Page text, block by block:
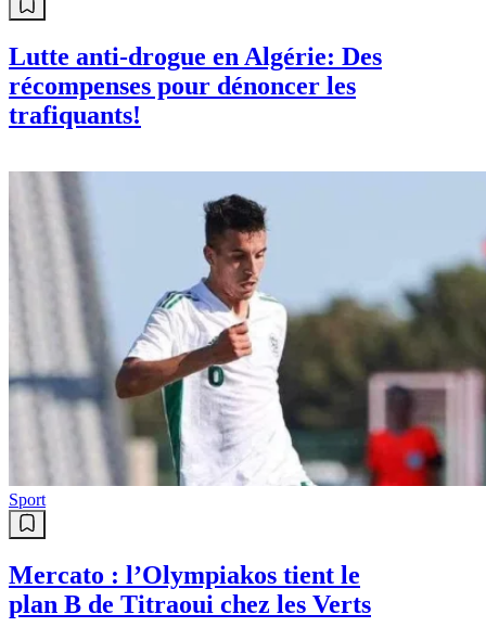
Lutte anti-drogue en Algérie: Des
récompenses pour dénoncer les
trafiquants!
Sport
Mercato : l’Olympiakos tient le
plan B de Titraoui chez les Verts